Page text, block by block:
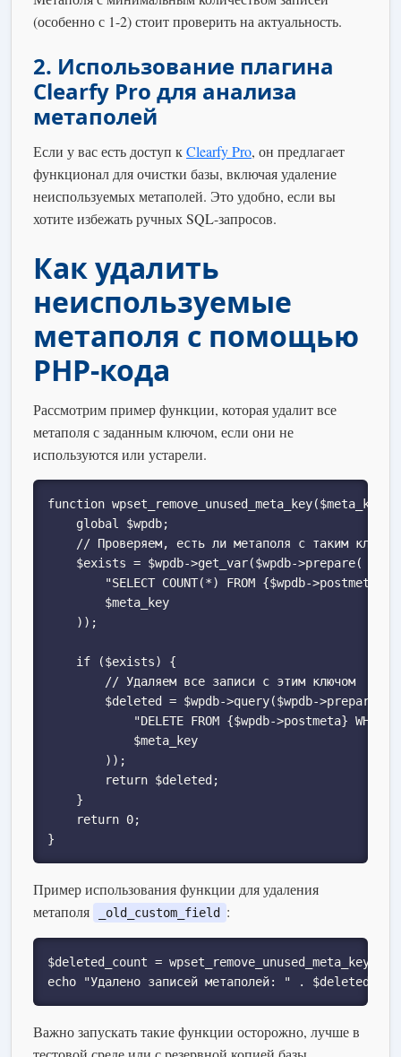
(особенно с 1-2) стоит проверить на актуальность.
2. Использование плагина
Clearfy Pro для анализа
метаполей
Если у вас есть доступ кClearfy Pro, он предлагает
функционал для очистки базы, включая удаление
неиспользуемых метаполей. Это удобно, если вы
хотите избежать ручных SQL-запросов.
Как удалить
неиспользуемые
метаполя с помощью
PHP-кода
Рассмотрим пример функции, которая удалит все
метаполя с заданным ключом, если они не
используются или устарели.
function wpset_remove_unused_meta_key($meta_key)
    global $wpdb;
    // Проверяем, есть ли метаполя с таким ключом
    $exists = $wpdb->get_var($wpdb->prepare(
"SELECT COUNT(*) FROM {$wpdb->postmeta}
        $meta_key
    ));
    if ($exists) {
        // Удаляем все записи с этим ключом
        $deleted = $wpdb->query($wpdb->prepare(
"DELETE FROM {$wpdb->postmeta} WHERE
            $meta_key
        ));
        return $deleted;
    }
    return 0;
}
Пример использования функции для удаления
метаполя
_old_custom_field :
$deleted_count =
echo "Удалено записей метаполей: " .
Важно запускать такие функции осторожно, лучше в